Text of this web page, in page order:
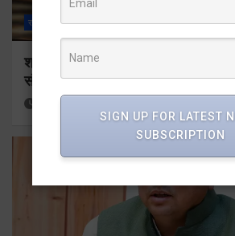
राज्य ALL देहरादून
श्रद्धा, सुरक्षा और सुगमता के उत्कृष्ट
संचालित हो रही कांवड़ यात्रा
SIGN UP FOR LATEST
SUBSCRIPTION